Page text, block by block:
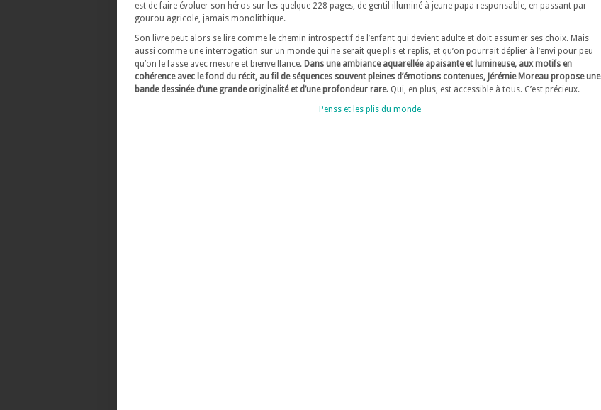
est de faire évoluer son héros sur les quelque 228 pages, de gentil illuminé à jeune papa responsable, en passant par
gourou agricole, jamais monolithique.
Son livre peut alors se lire comme le chemin introspectif de l’enfant qui devient adulte et doit assumer ses choix. Mais
aussi comme une interrogation sur un monde qui ne serait que plis et replis, et qu’on pourrait déplier à l’envi pour peu
qu’on le fasse avec mesure et bienveillance. Dans une ambiance aquarellée apaisante et lumineuse, aux motifs en
cohérence avec le fond du récit, au fil de séquences souvent pleines d’émotions contenues, Jérémie Moreau propose une
bande dessinée d’une grande originalité et d’une profondeur rare. Qui, en plus, est accessible à tous. C’est précieux.
Penss et les plis du monde